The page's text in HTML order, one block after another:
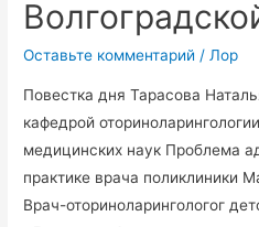
Оставьте комментарий /Лор
Повестка дня Тарасова
кафедрой
медицинских наук Проблема
практике врача поликлиники
Врач-оториноларингологог